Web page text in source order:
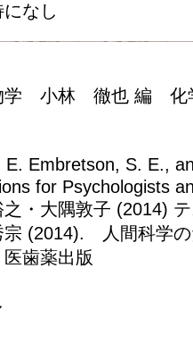
なし
学 小林 徹也 編 化
E. Embretson, S. E.,
for Psychologists
之・大隅敦子 (2014)
宗 (2014). 人間科学
歯薬出版